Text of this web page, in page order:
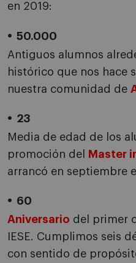
en 2019:
50.000
Antiguos alumnos
histórico que nos hace
nuestra comunidad de
23
Media de edad de los
promoción del
Master
arrancó en septiembre
60
Aniversario del primer
IESE. Cumplimos seis
con sentido de